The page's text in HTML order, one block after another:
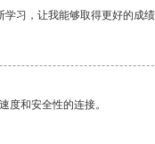
习，让我能够取得更好的成绩
度和安全性的连接。